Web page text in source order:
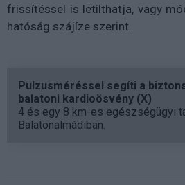
frissítéssel is letilthatja, vagy
hatóság szájíze szerint.
Pulzusméréssel segíti a
balatoni kardioösvény (X)
4 és egy 8 km-es egészségügyi
Balatonalmádiban.